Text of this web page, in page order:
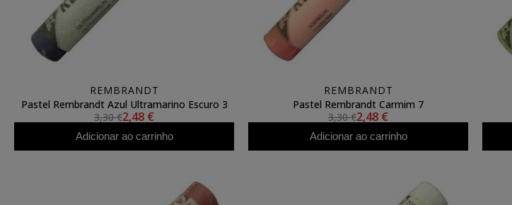
REMBRANDT
Pastel Rembrandt Azul Ultramarino Escuro 3
3,30 €2,48 €
Adicionar ao carrinho
REMBRANDT
Pastel Rembrandt Carmim 7
3,30 €2,48 €
Adicionar ao carrinho